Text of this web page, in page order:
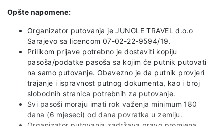
Opšte napomene:
Organizator putovanja je JUNGLE TRAVEL d.o.o
Sarajevo sa licencom 07-02-22-9594/19.
Prilikom prijave potrebno je dostaviti kopiju
pasoša/podatke pasoša sa kojim će putnik putovati
na samo putovanje. Obavezno je da putnik provjeri
trajanje i ispravnost putnog dokumenta, kao i broj
slobodnih stranica potrebnih za putovanje.
Svi pasoši moraju imati rok važenja minimum 180
dana (6 mjeseci) od dana povratka u zemlju.